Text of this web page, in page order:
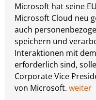
Microsoft hat seine
Microsoft Cloud neu
auch
speichern und
Interaktionen mit
erforderlich sind,
Corporate Vice
von Microsoft. weiter